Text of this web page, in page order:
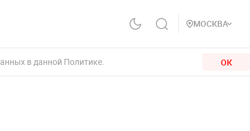
МОСКВА
в данной Политике. ОК